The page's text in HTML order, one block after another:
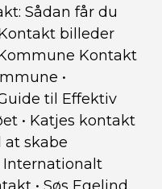
Sådan får du
billeder
Kontakt
•
til Effektiv
• Katjes kontakt
at skabe
Internationalt